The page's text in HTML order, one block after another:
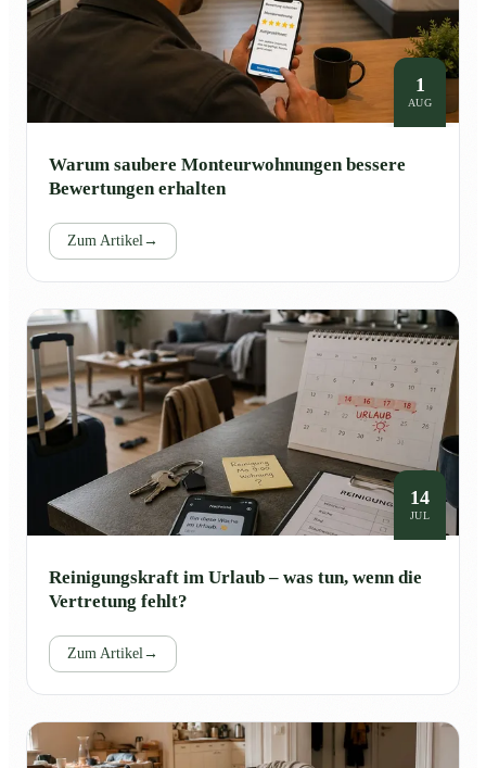
1
AUG
Warum saubere Monteurwohnungen bessere
Bewertungen erhalten
Zum Artikel →
14
JUL
Reinigungskraft im Urlaub – was tun, wenn die
Vertretung fehlt?
Zum Artikel →